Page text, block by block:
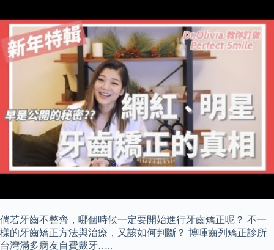
倘若牙齒不整齊，哪個時候一定要開始進行牙齒矯正呢？ 不一
樣的牙齒矯正方法與治療，又該如何判斷？ 博暉齒列矯正診所
台灣滿多病友自費戴牙…..